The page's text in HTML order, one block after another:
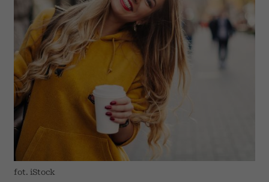
fot. iStock